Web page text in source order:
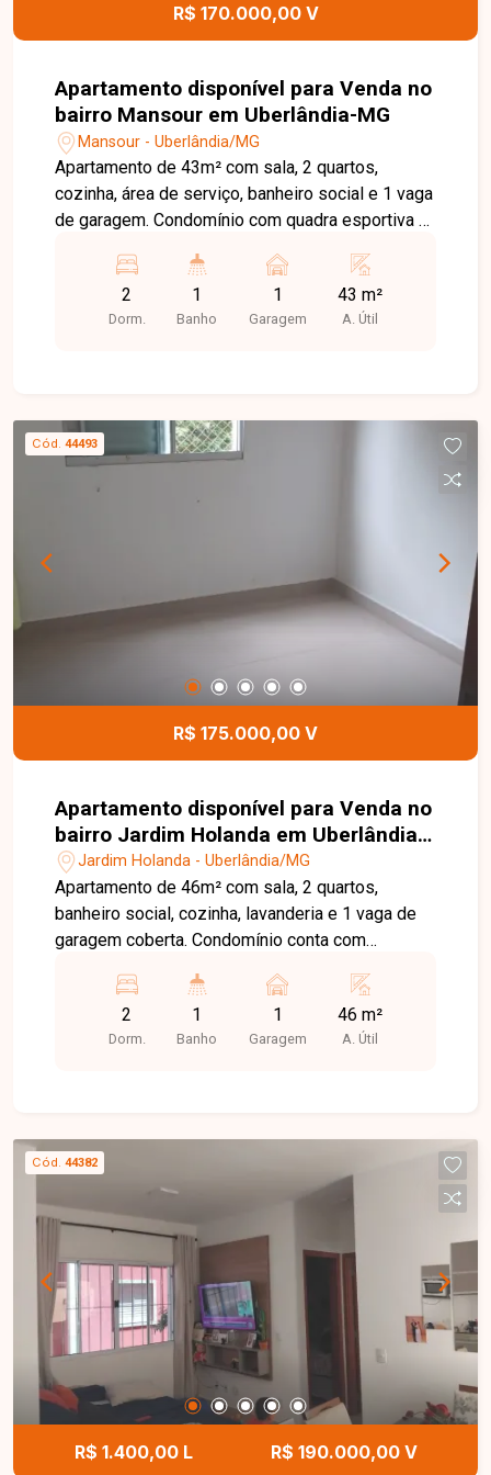
R$ 170.000,00 V
Apartamento disponível para Venda no
bairro Mansour em Uberlândia-MG
Mansour - Uberlândia/MG
Apartamento de 43m² com sala, 2 quartos,
cozinha, área de serviço, banheiro social e 1 vaga
de garagem. Condomínio com quadra esportiva e
2
Dorm.
1
Banho
1
Garagem
43 m²
A. Útil
Cód. 44493
R$ 175.000,00 V
Apartamento disponível para Venda no
bairro Jardim Holanda em Uberlândia-
MGJardim Holanda - Uberlândia/MG
Apartamento de 46m² com sala, 2 quartos,
banheiro social, cozinha, lavanderia e 1 vaga de
garagem coberta. Condomínio conta com
conforto.
2
Dorm.
1
Banho
1
Garagem
46 m²
A. Útil
Cód. 44382
R$ 1.400,00 L R$ 190.000,00 V